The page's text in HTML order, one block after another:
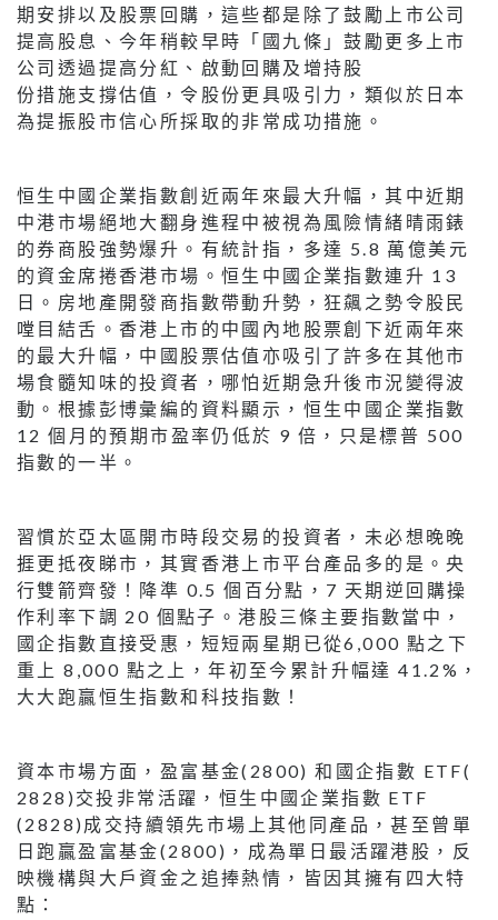
期安排以及股票回購，這些都是除了鼓勵上市公司
提高股息、今年稍較早時「國九條」鼓勵更多上市
公司透過提高分紅、啟動回購及增持股
份措施支撐估值，令股份更具吸引力，類似於日本
為提振股市信心所採取的非常成功措施。
恒生中國企業指數創近兩年來最大升幅，其中近期
中港市場絕地大翻身進程中被視為風險情緒晴雨錶
的券商股強勢爆升。有統計指，多達 5.8 萬億美元
的資金席捲香港市場。恒生中國企業指數連升 13
日。房地產開發商指數帶動升勢，狂飆之勢令股民
嘡目結舌。香港上市的中國內地股票創下近兩年來
的最大升幅，中國股票估值亦吸引了許多在其他市
場食髓知味的投資者，哪怕近期急升後市況變得波
動。根據彭博彙編的資料顯示，恒生中國企業指數
12 個月的預期市盈率仍低於 9 倍，只是標普 500
指數的一半。
習慣於亞太區開市時段交易的投資者，未必想晚晚
捱更抵夜睇市，其實香港上市平台產品多的是。央
行雙箭齊發！降準 0.5 個百分點，7 天期逆回購操
作利率下調 20 個點子。港股三條主要指數當中，
國企指數直接受惠，短短兩星期已從6,000 點之下
重上 8,000 點之上，年初至今累計升幅達 41.2%，
大大跑贏恒生指數和科技指數！
資本市場方面，盈富基金(2800) 和國企指數 ETF(
2828)交投非常活躍，恒生中國企業指數 ETF
(2828)成交持續領先市場上其他同產品，甚至曾單
日跑贏盈富基金(2800)，成為單日最活躍港股，反
映機構與大戶資金之追捧熱情，皆因其擁有四大特
點：